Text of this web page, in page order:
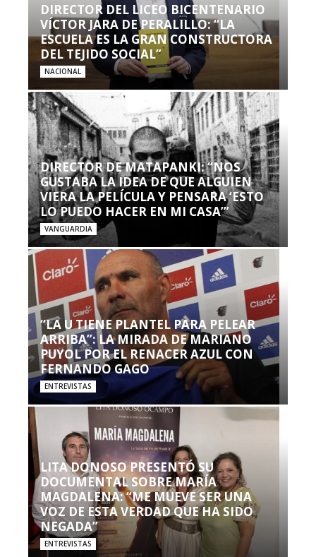
DIRECTOR DEL LICEO BICENTENARIO
VÍCTOR JARA DE PERALILLO: “LA
ESCUELA ES LA GRAN CONSTRUCTORA
DEL TEJIDO SOCIAL”
NACIONAL
DIRECTOR DE MATAPANKI: “NOS
GUSTABA LA IDEA DE QUE ALGUIEN
VIERA LA PELÍCULA Y PENSARA ‘ESTO
LO PUEDO HACER EN MI CASA’”
VANGUARDIA
“LA U TIENE PLANTEL PARA PELEAR
ARRIBA”: LA MIRADA DE MARIANO
PUYOL POR EL RENACER AZUL CON
FERNANDO GAGO
ENTREVISTAS
LITA DONOSO PRESENTÓ SU
DOCUMENTAL SOBRE MARÍA
MAGDALENA: “ME MUEVE SER UNA
VOZ DE ESTA VERDAD QUE HA SIDO
NEGADA”
ENTREVISTAS